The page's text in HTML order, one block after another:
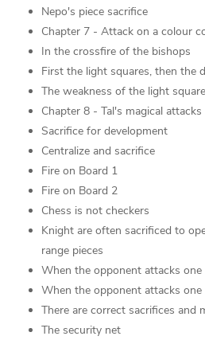
Nepo's piece sacrifice
Chapter 7 - Attack on a colour
In the crossfire of the bishops
First the light squares, then the
The weakness of the light
Chapter 8 - Tal's magical attacks
Sacrifice for development
Centralize and sacrifice
Fire on Board 1
Fire on Board 2
Chess is not checkers
Knight are often sacrificed to
range pieces
When the opponent attacks
When the opponent attacks
There are correct sacrifices and
The security net